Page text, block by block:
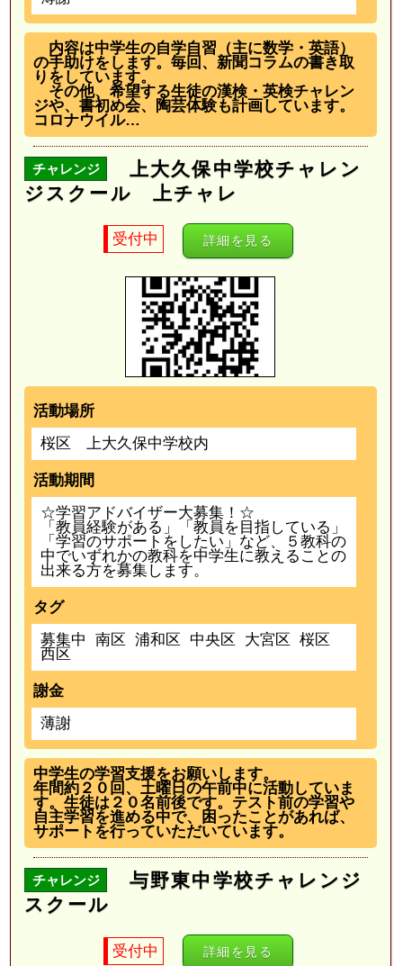
内容は中学生の自学自習（主に数学・英語）
の手助けをします。毎回、新聞コラムの書き取
りをしています。
その他、希望する生徒の漢検・英検チャレン
ジや、書初め会、陶芸体験も計画しています。
コロナウイル…
チャレンジ
上大久保中学校チャレン
ジスクール 上チャレ
受付中 詳細を見る
活動場所
桜区 上大久保中学校内
活動期間
☆学習アドバイザー大募集！☆
「教員経験がある」「教員を目指している」
「学習のサポートをしたい」など、５教科の
中でいずれかの教科を中学生に教えることの
出来る方を募集します。
タグ
募集中
南区 浦和区 中央区 大宮区 桜区
西区
謝金
薄謝
中学生の学習支援をお願いします。
年間約２０回、土曜日の午前中に活動していま
す。生徒は２０名前後です。テスト前の学習や
自主学習を進める中で、困ったことがあれば、
サポートを行っていただいています。
チャレンジ
与野東中学校チャレンジ
スクール
受付中 詳細を見る